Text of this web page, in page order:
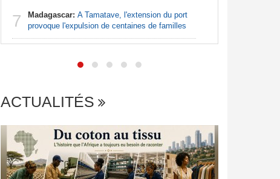
7 Madagascar: A Tamatave, l'extension du port
provoque l'expulsion de centaines de familles
ACTUALITÉS